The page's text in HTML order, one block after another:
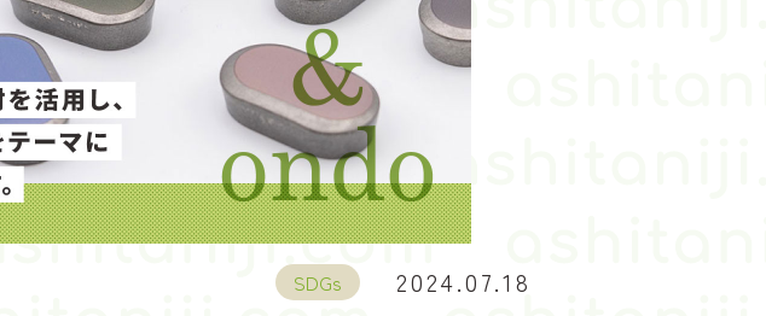
SDGs 2024.07.18